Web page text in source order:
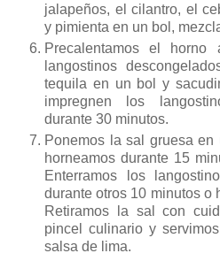
jalapeños, el cilantro, el
y pimienta en un bol,
Precalentamos el horno
langostinos
tequila en un bol y
impregnen los
durante 30 minutos.
Ponemos la sal gruesa
horneamos durante 15
Enterramos los
durante otros 10 minutos o
Retiramos la sal con
pincel culinario y
salsa de lima.